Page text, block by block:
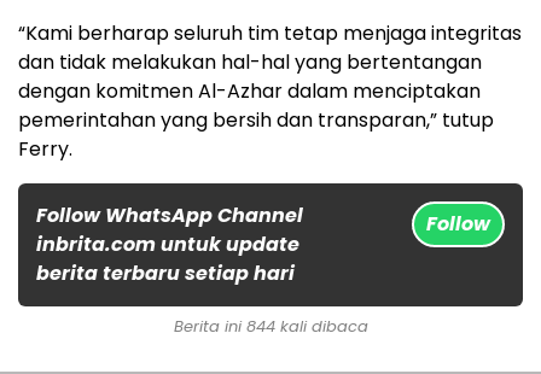
“Kami berharap seluruh tim tetap menjaga integritas
dan tidak melakukan hal-hal yang bertentangan
dengan komitmen Al-Azhar dalam menciptakan
pemerintahan yang bersih dan transparan,” tutup
Ferry.
Follow WhatsApp Channel
inbrita.com untuk update
berita terbaru setiap hari
Follow
Berita ini 844 kali dibaca